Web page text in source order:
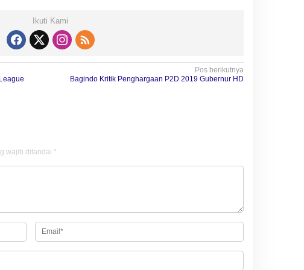
Ikuti Kami
Pos berikutnya
Bagindo Kritik Penghargaan P2D 2019 Gubernur HD
wajib ditandai *